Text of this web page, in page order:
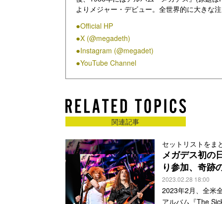
よりメジャー・デビュー。全世界的に大きな
大ヒットとなり、世界中で人気爆発。続く
位まで上昇する大ベストセラーとなり、1980
ャピトル・レコードからリリースされた最初
ており、1992年の大ヒット作『破滅へのカウ
その後、バンドは2002年に一度解散しました
アルバム『エンドゲーム』(原題はEndgame)
2008年には新ギタリストにクリス・ブロデリ
シストのデイヴィッド・エレフソンがバン
れた通算13作目のアルバム『サーティーン』
ースされた前作『スーパー・コライダー』(
記録しています。
スラッシュ・メタルというジャンルを確立
で3,800万枚以上を記録。また、グラミー賞
Official HP
X (@megadeth)
Instagram (@megadet)
YouTube Channel
関連記事
セットリストをま
メガデス初の
り参加、奇跡
2023.02.28 18:00
2023年2月、全米
アルバム『The